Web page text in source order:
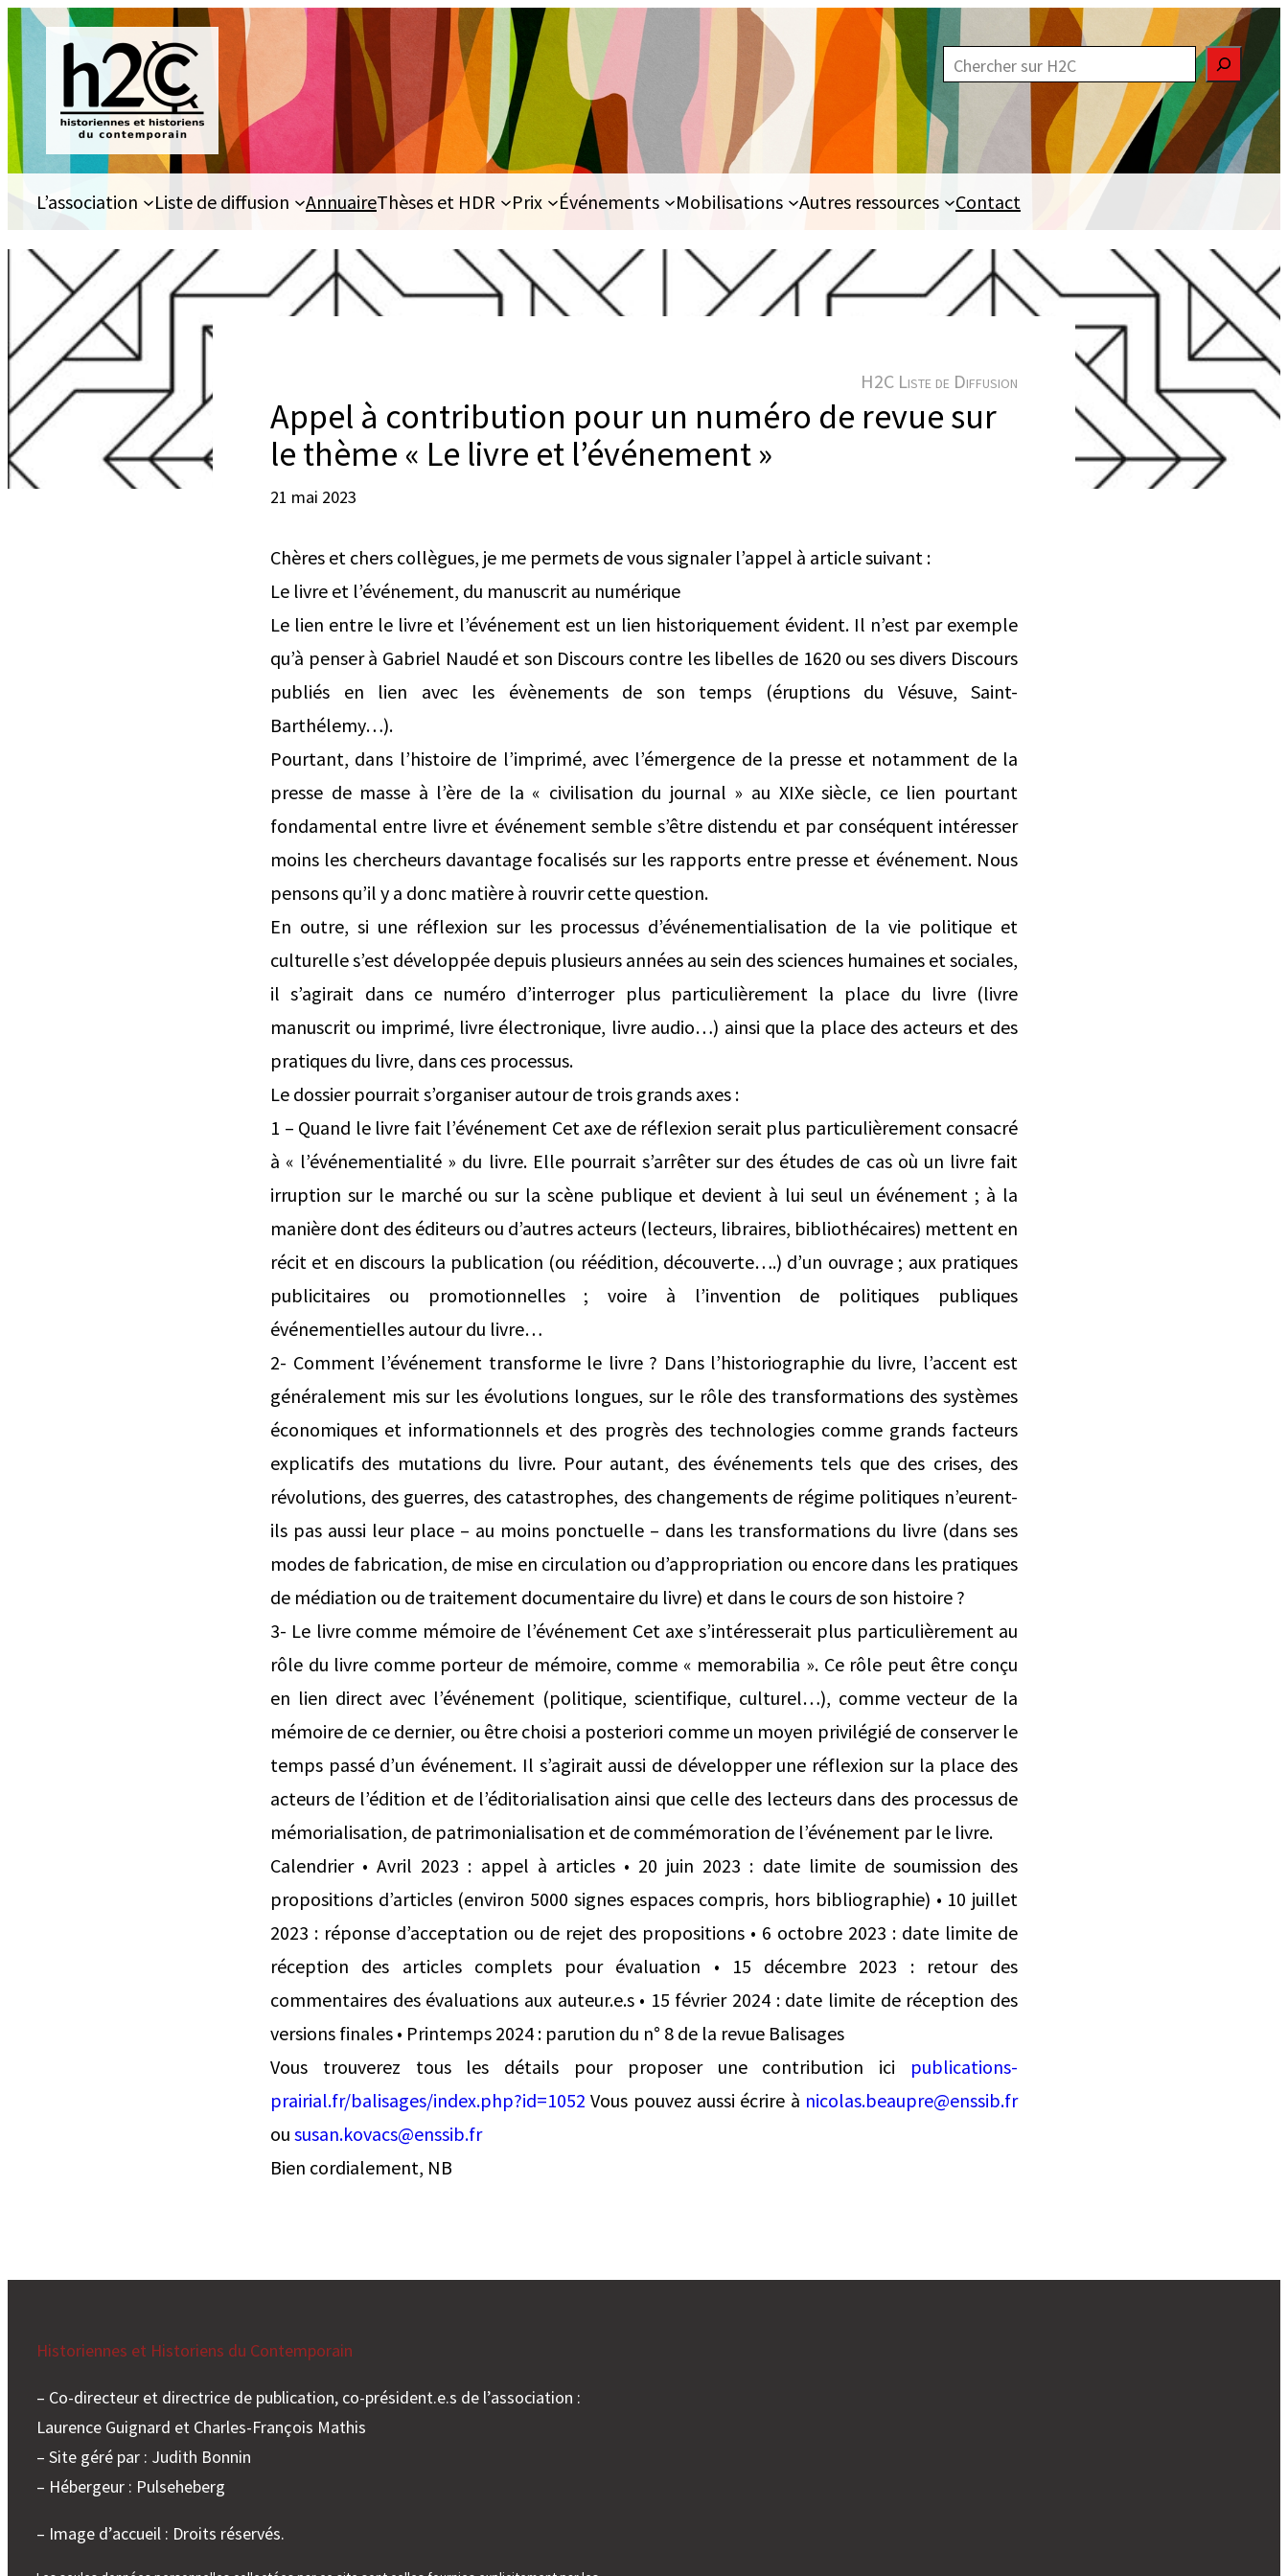
Aller
au
contenu
c
h
e
c
L’association Liste de diffusion AnnuaireThèses et HDR Prix Événements Mobilisations Autres ressources Contact
H2C Liste de Diffusion
Appel à contribution pour un numéro de revue sur
le thème « Le livre et l’événement »
21 mai 2023
Chères et chers collègues, je me permets de vous signaler l’appel à article suivant :
Le livre et l’événement, du manuscrit au numérique
Le lien entre le livre et l’événement est un lien historiquement évident. Il n’est par exemple
qu’à penser à Gabriel Naudé et son Discours contre les libelles de 1620 ou ses divers Discours
publiés en lien avec les évènements de son temps (éruptions du Vésuve, Saint-
Barthélemy…).
Pourtant, dans l’histoire de l’imprimé, avec l’émergence de la presse et notamment de la
presse de masse à l’ère de la « civilisation du journal » au XIXe siècle, ce lien pourtant
fondamental entre livre et événement semble s’être distendu et par conséquent intéresser
moins les chercheurs davantage focalisés sur les rapports entre presse et événement. Nous
pensons qu’il y a donc matière à rouvrir cette question.
En outre, si une réflexion sur les processus d’événementialisation de la vie politique et
culturelle s’est développée depuis plusieurs années au sein des sciences humaines et sociales,
il s’agirait dans ce numéro d’interroger plus particulièrement la place du livre (livre
manuscrit ou imprimé, livre électronique, livre audio…) ainsi que la place des acteurs et des
pratiques du livre, dans ces processus.
Le dossier pourrait s’organiser autour de trois grands axes :
1 – Quand le livre fait l’événement Cet axe de réflexion serait plus particulièrement consacré
à « l’événementialité » du livre. Elle pourrait s’arrêter sur des études de cas où un livre fait
irruption sur le marché ou sur la scène publique et devient à lui seul un événement ; à la
manière dont des éditeurs ou d’autres acteurs (lecteurs, libraires, bibliothécaires) mettent en
récit et en discours la publication (ou réédition, découverte….) d’un ouvrage ; aux pratiques
publicitaires ou promotionnelles ; voire à l’invention de politiques publiques
événementielles autour du livre…
2- Comment l’événement transforme le livre ? Dans l’historiographie du livre, l’accent est
généralement mis sur les évolutions longues, sur le rôle des transformations des systèmes
économiques et informationnels et des progrès des technologies comme grands facteurs
explicatifs des mutations du livre. Pour autant, des événements tels que des crises, des
révolutions, des guerres, des catastrophes, des changements de régime politiques n’eurent-
ils pas aussi leur place – au moins ponctuelle – dans les transformations du livre (dans ses
modes de fabrication, de mise en circulation ou d’appropriation ou encore dans les pratiques
de médiation ou de traitement documentaire du livre) et dans le cours de son histoire ?
3- Le livre comme mémoire de l’événement Cet axe s’intéresserait plus particulièrement au
rôle du livre comme porteur de mémoire, comme « memorabilia ». Ce rôle peut être conçu
en lien direct avec l’événement (politique, scientifique, culturel…), comme vecteur de la
mémoire de ce dernier, ou être choisi a posteriori comme un moyen privilégié de conserver le
temps passé d’un événement. Il s’agirait aussi de développer une réflexion sur la place des
acteurs de l’édition et de l’éditorialisation ainsi que celle des lecteurs dans des processus de
mémorialisation, de patrimonialisation et de commémoration de l’événement par le livre.
Calendrier • Avril 2023 : appel à articles • 20 juin 2023 : date limite de soumission des
propositions d’articles (environ 5000 signes espaces compris, hors bibliographie) • 10 juillet
2023 : réponse d’acceptation ou de rejet des propositions • 6 octobre 2023 : date limite de
réception des articles complets pour évaluation • 15 décembre 2023 : retour des
commentaires des évaluations aux auteur.e.s • 15 février 2024 : date limite de réception des
versions finales • Printemps 2024 : parution du n° 8 de la revue Balisages
Vous trouverez tous les détails pour proposer une contribution ici publications-
prairial.fr/balisages/index.php?id=1052 Vous pouvez aussi écrire à nicolas.beaupre@enssib.fr
ou susan.kovacs@enssib.fr
Bien cordialement, NB
Historiennes et Historiens du Contemporain
– Co-directeur et directrice de publication, co-président.e.s de l’association :
Laurence Guignard et Charles-François Mathis
– Site géré par : Judith Bonnin
– Hébergeur : Pulseheberg
– Image d’accueil : Droits réservés.